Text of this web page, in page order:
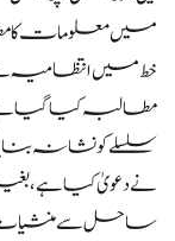
میں معلومات کا
خط میں انتظامیہ
مطالبہ کیا گیا
سلسلے کو نشانہ
نے دعویٰ کیا ہے،
ساحل سے